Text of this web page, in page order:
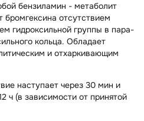
бензиламин - метаболит
бромгексина отсутствием
гидроксильной группы в пара-
кольца. Обладает
и отхаркивающим
наступает через 30 мин и
ч (в зависимости от принятой